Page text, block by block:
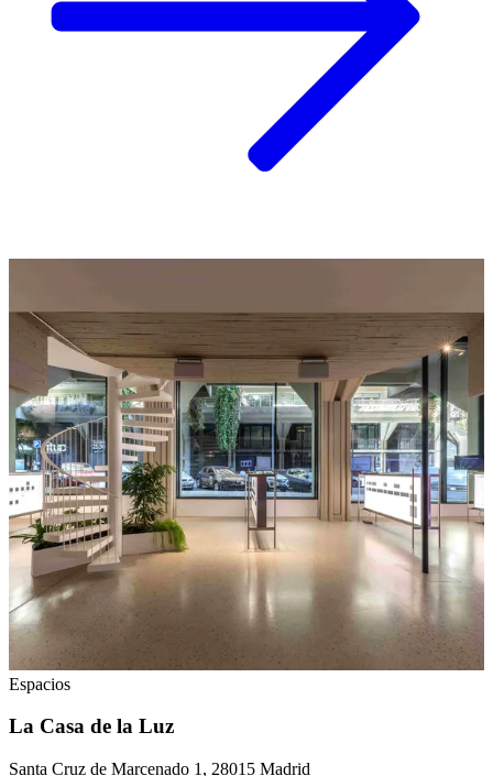
Espacios
La Casa de la Luz
Santa Cruz de Marcenado 1, 28015 Madrid